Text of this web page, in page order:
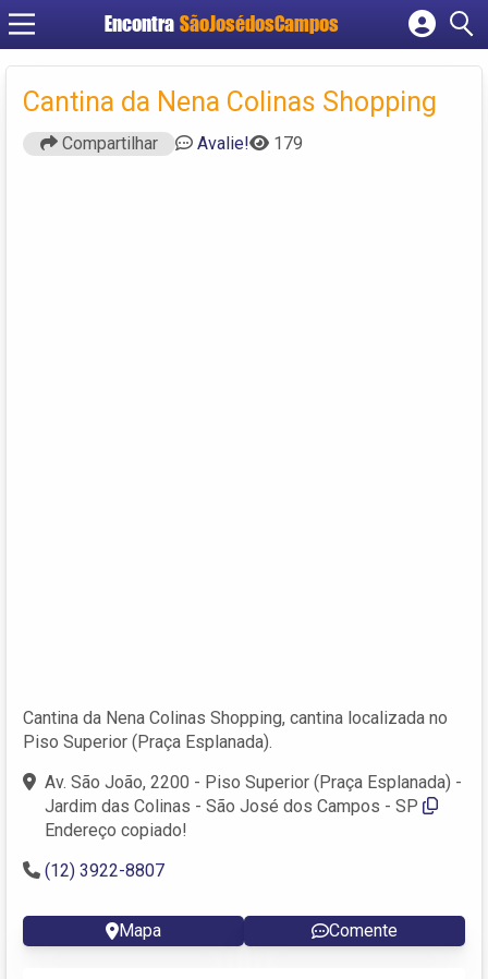
Encontra SãoJosédosCampos
Cadastrar empresa
Criar conta
Cantina da Nena Colinas Shopping
Compartilhar Avalie! 179
Cantina da Nena Colinas Shopping, cantina localizada no
Piso Superior (Praça Esplanada).
Av. São João, 2200 - Piso Superior (Praça Esplanada) -
Jardim das Colinas - São José dos Campos - SP
Endereço copiado!
(12) 3922-8807
Mapa Comente